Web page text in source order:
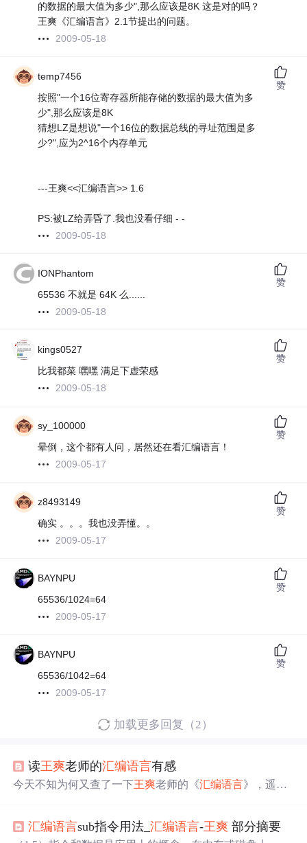
的数据的最大值为多少",那么应该是8K 这是对的吗？
王爽《汇编语言》2.1节提出的问题。
2009-05-18
temp7456
按照"一个16位寄存器所能存储的数据的最大值为多
少",那么应该是8K
猜想LZ是想说"一个16位的数据总线的寻址范围是多
少?",应为2^16个内存单元
---王爽<<汇编语言>> 1.6
PS:被LZ给弄昏了.我也没看仔细 - -
2009-05-18
赞
IONPhantom
65536 不就是 64K 么......
2009-05-18
赞
kings0527
比我都菜 嘿嘿 满足下虚荣感
2009-05-18
赞
sy_100000
晕倒，这个都有人问，居然还在看汇编语言！
2009-05-17
赞
z8493149
确实 。。。我也没弄懂。。
2009-05-17
赞
BAYNPU
65536/1024=64
2009-05-17
赞
BAYNPU
65536/1042=64
2009-05-17
赞
加载更多回复（2）
读王爽老师的汇编语言有感
今天不知为何又查了一下王爽老师的《汇编语言》，遥想
经历：拿到一本书，信誓旦旦要把这本书学下来，可惜的
汇编语言sub指令用法_汇编语言-王爽 部分摘要